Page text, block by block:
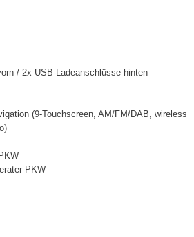
/ 2x USB-Ladeanschlüsse hinten
(9-Touchscreen, AM/FM/DAB, wireless
PKW